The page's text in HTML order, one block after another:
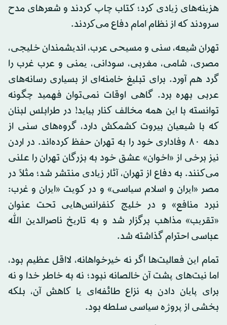
هزینه‌های زیادی کرد؛ کتاب چاپ کردند و شعرهای مدح
سرودند که از نظام امام دفاع می‌کردند.
تهران شیعه، سنی و مسیحی عرب، اندیشمندان خلیجی،
مصری، شامی، مغربی، سودانی، یمنی و عرب غرب را
گرد هم آورد. برای تبلیغ خامنه‌ای از بسیاری رسانه‌های
عربی بهره برد. گاهی اوقات نمی‌توان فهمید چگونه
توانسته با این همه مخالف کنار بیاید! در طرابلس لبنان
که با شیعیان بیروت کشمکش دارد، گروه‌های سنی از
دهه ۸۰ وفاداری خود را به تهران حفظ کرده‌اند. در اردن
نیز برخی از «اخوان» عشق خود به بزرگان تهران را علنی
می‌کنند. به دفاع از تهران، آثار زیادی منتشر شد؛ مثلاً در
مصر «ایران و اسلام سیاسی» و در کویت «ایران و غرب:
نبرد منافع» و در خلیج کنفرانس‌هایی تحت عنوان
«تقریب» مذاهب برگزار شد و به تاریخ ناصرالدین الله
عباسی احترام گذاشته شد.
تمام این فعالیت‌ها اگر نه خیرخواهانه، لااقل عظیم بود،
اما نیت‌های پشت آن خالصانه نبود؛ نه به خاطر خدا و نه
برای پایان دادن به نزاع طائفه‌ای یا کاهش آن، بلکه
بخشی از پروژه سیاسی سلطه بود.